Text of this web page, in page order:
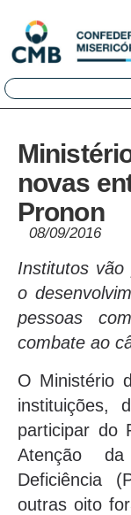
novas
Pronon
08/09/2016
Institutos
o
pessoas
combate ao
O Ministério
instituições,
participar do
Atenção
Deficiência
outras oito